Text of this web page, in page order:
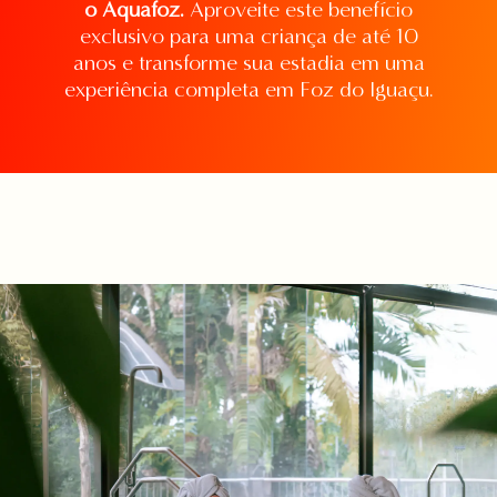
o Aquafoz. Aproveite este benefício
exclusivo para uma criança de até 10
anos e transforme sua estadia em uma
experiência completa em Foz do Iguaçu.